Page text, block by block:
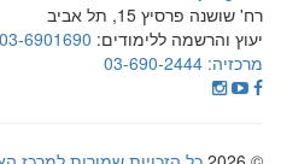
רח' שושנה פרסיץ 15, תל אביב
יעוץ והרשמה ללימודים: 03-6901690
מרכזיה: 03-690-2444